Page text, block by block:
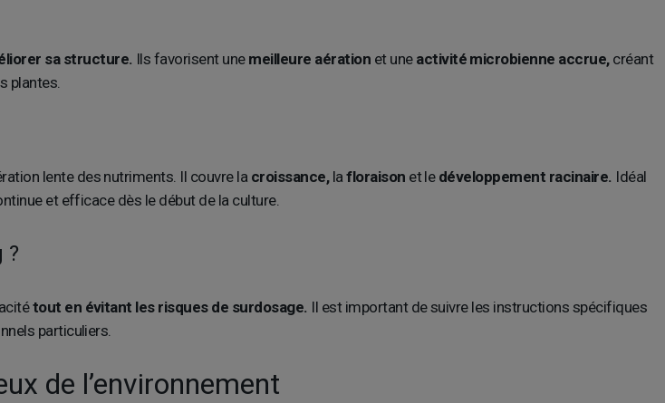
sa structure. Ils favorisent une meilleure aération et une activité microbienne accrue,créant
plantes.
lente des nutriments. Il couvre la croissance, la floraison et ledéveloppement racinaire. Idéal
et efficace dès le début de la culture.
?
tout en évitant les risques de surdosage. Il est important de suivre les instructions spécifiques
particuliers.
de l’environnement